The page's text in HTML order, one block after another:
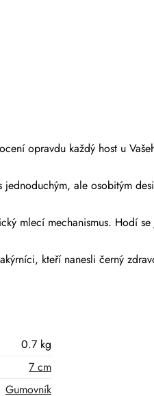
opravdu každý host u
ale osobitým
mlecí mechanismus. Hodí
kteří nanesli černý
0.7 kg
7 cm
Gumovník